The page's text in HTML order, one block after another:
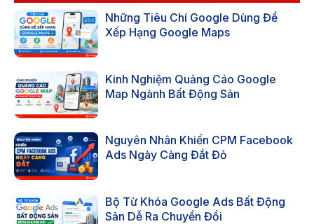
Những Tiêu Chí Google Dùng Để
Xếp Hạng Google Maps
Kinh Nghiệm Quảng Cáo Google
Map Ngành Bất Động Sản
Nguyên Nhân Khiến CPM Facebook
Ads Ngày Càng Đắt Đỏ
Bộ Từ Khóa Google Ads Bất Động
Sản Dễ Ra Chuyển Đổi